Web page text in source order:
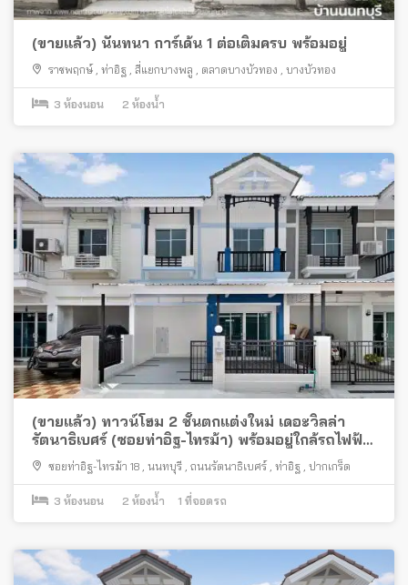
(ขายแล้ว) นันทนา การ์เด้น 1 ต่อเติมครบ พร้อมอยู่
ราชพฤกษ์ , ท่าอิฐ , สี่แยกบางพลู , ตลาดบางบัวทอง , บางบัวทอง
3 ห้องนอน 2 ห้องน้ำ
(ขายแล้ว) ทาวน์โฮม 2 ชั้นตกแต่งใหม่ เดอะวิลล่า
รัตนาธิเบศร์ (ซอยท่าอิฐ-ไทรม้า) พร้อมอยู่ใกล้รถไฟฟ้า
สายสีม่วง
ซอยท่าอิฐ-ไทรม้า 18 , นนทบุรี , ถนนรัตนาธิเบศร์ , ท่าอิฐ , ปากเกร็ด
3 ห้องนอน 2 ห้องน้ำ 1 ที่จอดรถ